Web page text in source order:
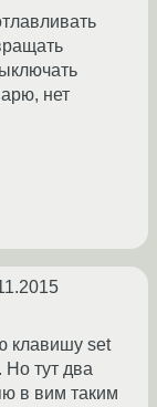
нет
клавишу set
Но тут два
в вим таким